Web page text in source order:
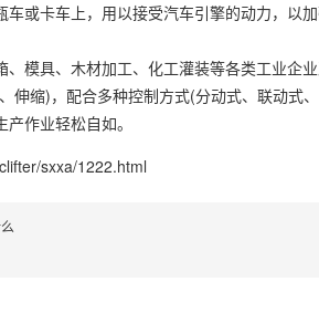
或卡车上，用以接受汽车引擎的动力，以
模具、木材加工、化工灌装等各类工业企
伸缩)，配合多种控制方式(分动式、联动式
作业轻松自如。
sxxa/1222.html